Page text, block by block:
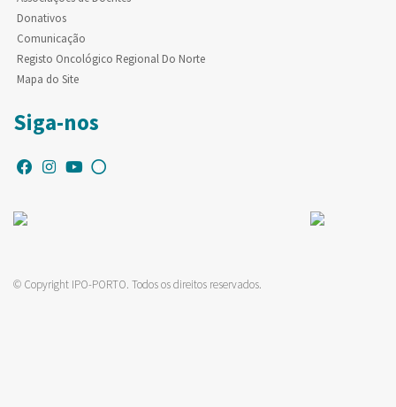
Donativos
Comunicação
Registo Oncológico Regional Do Norte
Mapa do Site
Siga-nos
© Copyright IPO-PORTO. Todos os direitos reservados.